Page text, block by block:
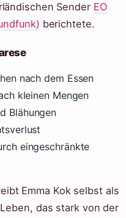
Sender EO
berichtete.
nach dem Essen
kleinen Mengen
Blähungen
eingeschränkte
Emma Kok selbst als
das stark von der